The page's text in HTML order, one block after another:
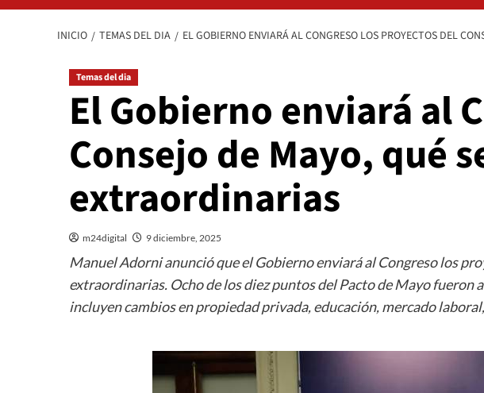
INICIO TEMAS DEL DIA EL GOBIERNO ENVIARÁ AL CONGRESO LOS PROYECTOS DEL
Temas del dia
El Gobierno enviará al
Consejo de Mayo, qué
extraordinarias
m24digital 9 diciembre, 2025
Manuel Adorni anunció que el Gobierno enviará al Congreso los
extraordinarias. Ocho de los diez puntos del Pacto de Mayo fueron
incluyen cambios en propiedad privada, educación, mercado